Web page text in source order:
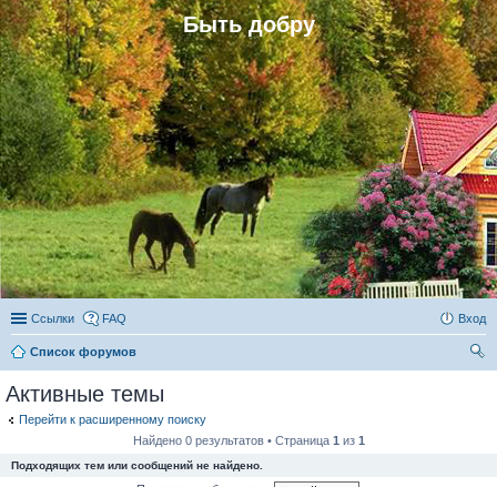
Быть добру
Ссылки FAQ Вход
Список форумов
Активные темы
Перейти к расширенному поиску
Найдено 0 результатов • Страница 1 из 1
Подходящих тем или сообщений не найдено.